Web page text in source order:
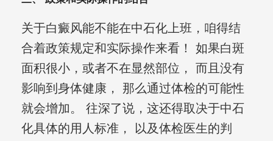
关于白癜风能不能在中石化上班，咱得结
合着政策规定和实际操作来看！ 如果白斑
面积很小，或者不在显然部位， 而且没有
影响到身体健康， 那么通过体检的可能性
就会增加。 往深了说，这还得取决于中石
化具体的用人标准， 以及体检医生的判